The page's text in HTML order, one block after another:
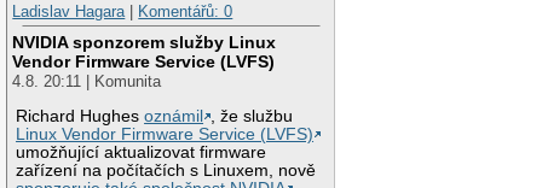
Ladislav Hagara | Komentářů: 0
NVIDIA sponzorem služby Linux
Vendor Firmware Service (LVFS)
4.8. 20:11 | Komunita
Richard Hughesoznámil
, že službu
Linux Vendor Firmware Service (LVFS)
umožňující aktualizovat firmware
zařízení na počítačích s Linuxem, nově